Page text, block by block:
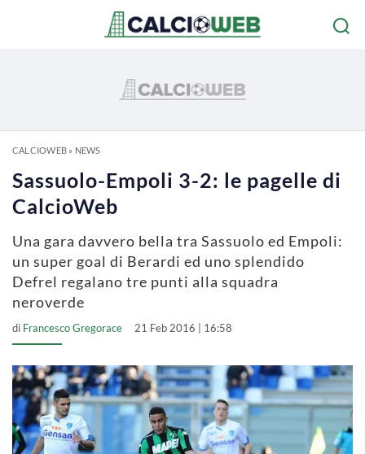
CALCIOWEB» NEWS
Sassuolo-Empoli 3-2: le pagelle di
CalcioWeb
Una gara davvero bella tra Sassuolo ed Empoli:
un super goal di Berardi ed uno splendido
Defrel regalano tre punti alla squadra
neroverde
di Francesco Gregorace 21 Feb 2016 | 16:58